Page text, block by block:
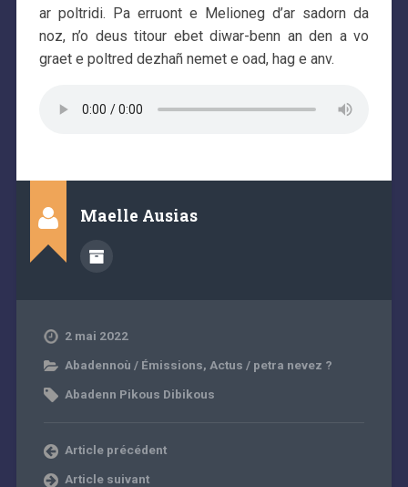
ar poltridi. Pa erruont e Melioneg d’ar sadorn da
noz, n’o deus titour ebet diwar-benn an den a vo
graet e poltred dezhañ nemet e oad, hag e anv.
Maelle Ausias
2 mai 2022
Abadennoù / Émissions, Actus / petra nevez ?
Abadenn Pikous Dibikous
Article précédent
Article suivant